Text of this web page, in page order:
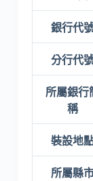
銀行代
分行代
所屬銀行
稱
裝設地
所屬縣